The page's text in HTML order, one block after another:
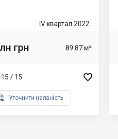
IV квартал 2022
грн 89.87 м²
/ 15 
Уточнити наявність